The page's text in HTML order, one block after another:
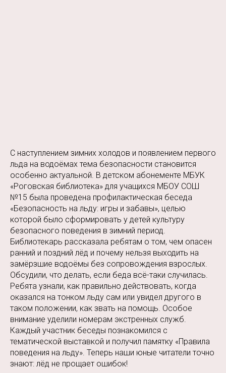
С наступлением зимних холодов и появлением первого
льда на водоёмах тема безопасности становится
особенно актуальной. В детском абонементе МБУК
«Роговская библиотека» для учащихся МБОУ СОШ
№15 была проведена профилактическая беседа
«Безопасность на льду: игры и забавы», целью
которой было сформировать у детей культуру
безопасного поведения в зимний период.
Библиотекарь рассказала ребятам о том, чем опасен
ранний и поздний лёд и почему нельзя выходить на
замёрзшие водоёмы без сопровождения взрослых.
Обсудили, что делать, если беда всё-таки случилась.
Ребята узнали, как правильно действовать, когда
оказался на тонком льду сам или увидел другого в
таком положении, как звать на помощь. Особое
внимание уделили номерам экстренных служб.
Каждый участник беседы познакомился с
тематической выставкой и получил памятку «Правила
поведения на льду». Теперь наши юные читатели точно
знают: лёд не прощает ошибок!